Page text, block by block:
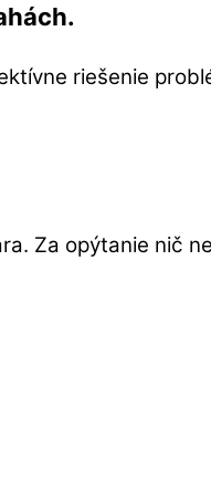
riešenie
Za opýtanie nič